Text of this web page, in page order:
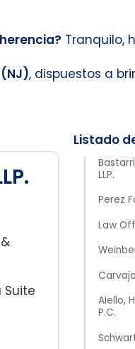
Tranquilo,
, dispuestos a
LLP.
Perez
Law
Aiello,
P.C.
Suite